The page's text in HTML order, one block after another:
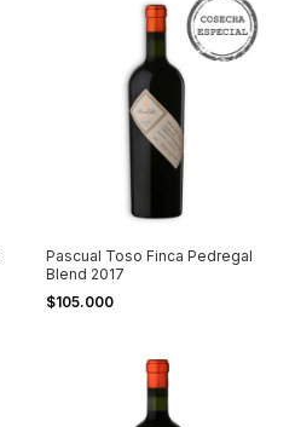
Pascual Toso Finca Pedregal
Blend 2017
$105.000